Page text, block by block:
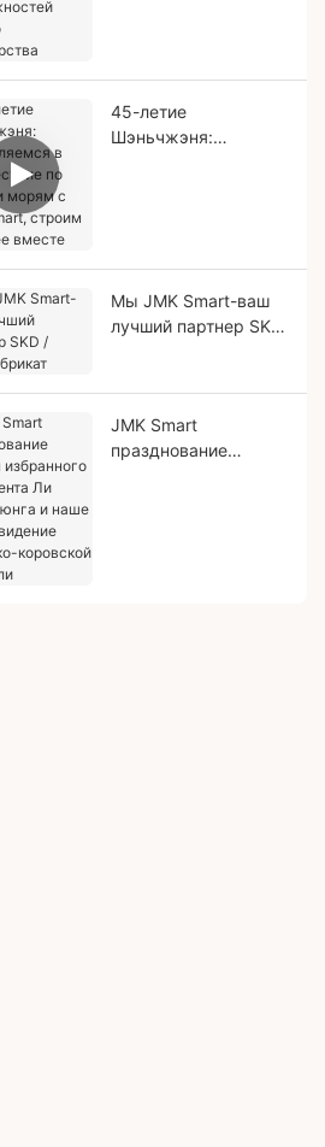
45-летие
Шэньчжэня:
Мы JMK Smart-ваш
лучший партнер SKD
JMK Smart
празднование